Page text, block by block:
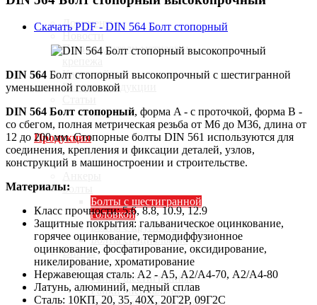
Документы
Новости
Производители метизов и
Карта сайта
Галерея продукции
Продукция
Болты
Болты с шестигранной
головкой
Болты с круглой головкой
Болты специальные
Винты
Гайки
Гайки шестигранные
Гайки специальные
Скачать PDF - DIN 564 Болт стопорный
DIN 564 Болт стопорный высокопрочный с шестигранной
уменьшенной головкой
DIN 564 Болт стопорный, форма A - с проточкой, форма В -
со сбегом, полная метрическая резьба от М6 до М36, длина от
12 до 200 мм. Стопорные болты DIN 561 используются для
соединения, крепления и фиксации деталей, узлов,
конструкций в машиностроении и строительстве.
Материалы:
Класс прочности:5.6, 8.8, 10.9, 12.9
Защитные покрытия: гальваническое оцинкование,
горячее оцинкование, термодиффузионное
оцинкование, фосфатирование, оксидирование,
никелирование, хроматирование
Нержавеющая сталь: А2 - А5, А2/А4-70, А2/А4-80
Латунь, алюминий, медный сплав
Сталь: 10КП, 20, 35, 40Х, 20Г2Р, 09Г2С